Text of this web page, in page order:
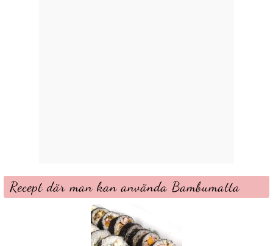
Recept där man kan använda Bambumatta